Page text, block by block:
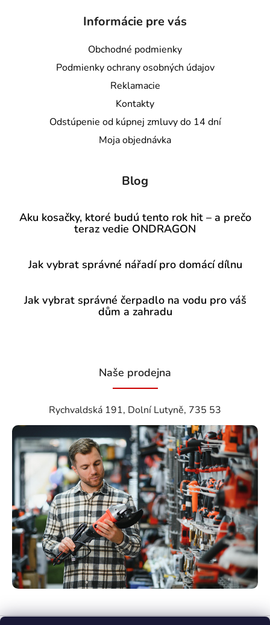
Informácie pre vás
Obchodné podmienky
Podmienky ochrany osobných údajov
Reklamacie
Kontakty
Odstúpenie od kúpnej zmluvy do 14 dní
Moja objednávka
Blog
Aku kosačky, ktoré budú tento rok hit – a prečo
teraz vedie ONDRAGON
Jak vybrat správné nářadí pro domácí dílnu
Jak vybrat správné čerpadlo na vodu pro váš
dům a zahradu
Naše prodejna
Rychvaldská 191, Dolní Lutyně, 735 53